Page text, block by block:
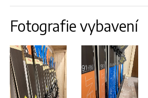
Fotografie vybavení